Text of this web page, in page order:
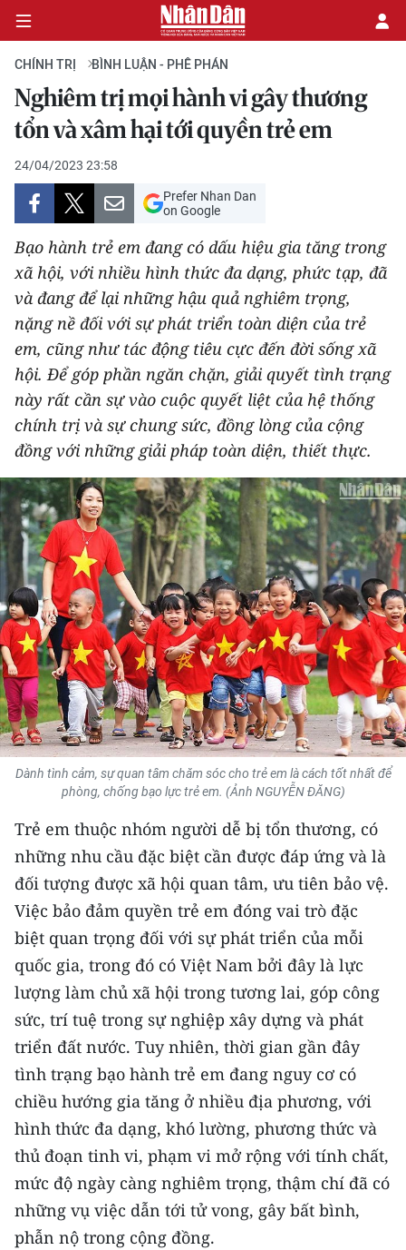
CHÍNH TRỊ
KINH TẾ
VĂN HÓA
XÃ HỘI
PHÁP LUẬT
DU LỊCH
THẾ GIỚI
THỂ THAO
GIÁO DỤC
Y TẾ
KHOA HỌC - CÔNG NGHỆ
MÔI TRƯỜNG
BẠN ĐỌC
KIỂM CHỨNG THÔNG TIN
TRI THỨC CHUYÊN SÂU
54 DÂN TỘC VIỆT NAM
CHƯƠNG TRÌNH OCOP - MỖI XÃ
MỘT SẢN PHẨM
RADIO
MEDIA CENTER
E-Magazine
Video
Media Chính trị
Media Kinh tế
Media Văn hóa
Media Xã hội
Media Pháp luật
CHÍNH TRỊ BÌNH LUẬN - PHÊ PHÁN
Nghiêm trị mọi hành vi gây thương
tổn và xâm hại tới quyền trẻ em
24/04/2023 23:58
Prefer Nhan Dan
on Google
Bạo hành trẻ em đang có dấu hiệu gia tăng trong
xã hội, với nhiều hình thức đa dạng, phức tạp, đã
và đang để lại những hậu quả nghiêm trọng,
nặng nề đối với sự phát triển toàn diện của trẻ
em, cũng như tác động tiêu cực đến đời sống xã
hội. Ðể góp phần ngăn chặn, giải quyết tình trạng
này rất cần sự vào cuộc quyết liệt của hệ thống
chính trị và sự chung sức, đồng lòng của cộng
đồng với những giải pháp toàn diện, thiết thực.
Dành tình cảm, sự quan tâm chăm sóc cho trẻ em là cách tốt nhất để
phòng, chống bạo lực trẻ em. (Ảnh NGUYỄN ĐĂNG)
Trẻ em thuộc nhóm người dễ bị tổn thương, có
những nhu cầu đặc biệt cần được đáp ứng và là
đối tượng được xã hội quan tâm, ưu tiên bảo vệ.
Việc bảo đảm quyền trẻ em đóng vai trò đặc
biệt quan trọng đối với sự phát triển của mỗi
quốc gia, trong đó có Việt Nam bởi đây là lực
lượng làm chủ xã hội trong tương lai, góp công
sức, trí tuệ trong sự nghiệp xây dựng và phát
triển đất nước. Tuy nhiên, thời gian gần đây
tình trạng bạo hành trẻ em đang nguy cơ có
chiều hướng gia tăng ở nhiều địa phương, với
hình thức đa dạng, khó lường, phương thức và
thủ đoạn tinh vi, phạm vi mở rộng với tính chất,
mức độ ngày càng nghiêm trọng, thậm chí đã có
những vụ việc dẫn tới tử vong, gây bất bình,
phẫn nộ trong cộng đồng.